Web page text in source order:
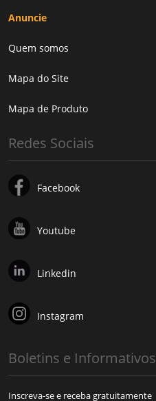
Anuncie
Quem somos
Mapa do Site
Mapa de Produto
Redes Sociais
Facebook
Youtube
Linkedin
Instagram
Boletins e Informativos
Inscreva-se e receba gratuitamente